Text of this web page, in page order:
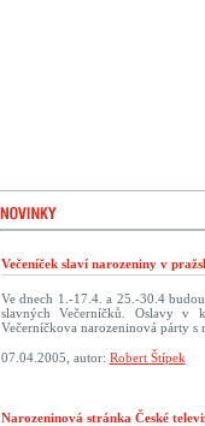
Večeníček slaví narozeniny v
Ve dnech 1.-17.4. a 25.-30.4
slavných Večerníčků. Oslavy v
Večerníčkova narozeninová párty
07.04.2005, autor: Robert Štípek
Narozeninová stránka České